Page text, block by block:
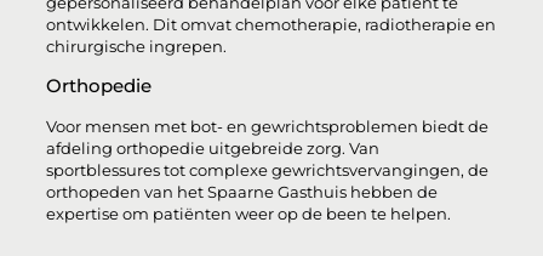
ontwikkelen. Dit omvat chemotherapie, radiotherapie en
chirurgische ingrepen.
Orthopedie
Voor mensen met bot- en gewrichtsproblemen biedt de
afdeling orthopedie uitgebreide zorg. Van
sportblessures tot complexe gewrichtsvervangingen, de
orthopeden van het Spaarne Gasthuis hebben de
expertise om patiënten weer op de been te helpen.